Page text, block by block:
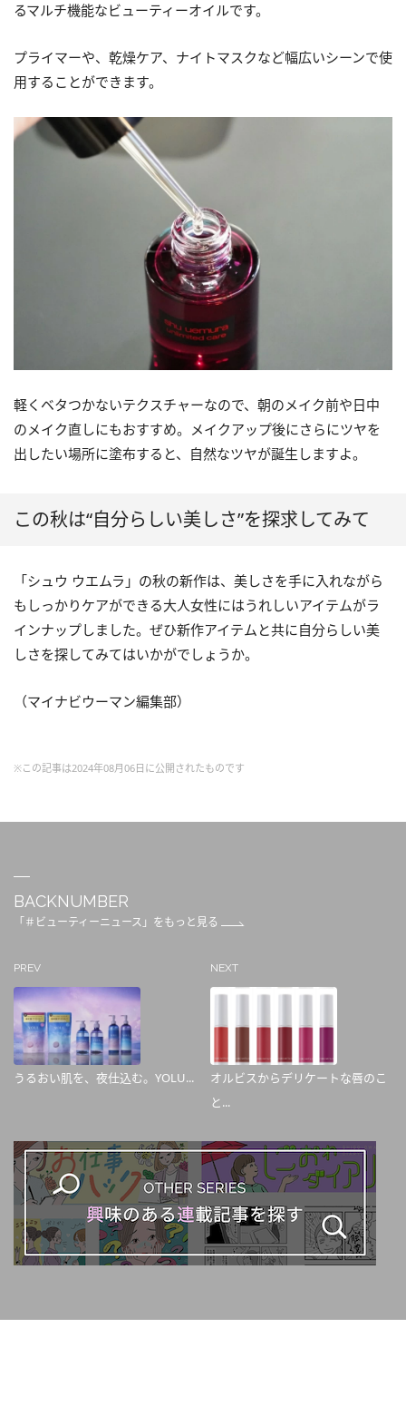
るマルチ機能なビューティーオイルです。
プライマーや、乾燥ケア、ナイトマスクなど幅広いシーンで使
用することができます。
軽くベタつかないテクスチャーなので、朝のメイク前や日中
のメイク直しにもおすすめ。メイクアップ後にさらにツヤを
出したい場所に塗布すると、自然なツヤが誕生しますよ。
この秋は“自分らしい美しさ”を探求してみて
「シュウ ウエムラ」の秋の新作は、美しさを手に入れながら
もしっかりケアができる大人女性にはうれしいアイテムがラ
インナップしました。ぜひ新作アイテムと共に自分らしい美
しさを探してみてはいかがでしょうか。
（マイナビウーマン編集部）
※この記事は2024年08月06日に公開されたものです
BACKNUMBER
「＃ビューティーニュース」をもっと見る
PREV
うるおい肌を、夜仕込む。YOLU...
NEXT
オルビスからデリケートな唇のこ
と...